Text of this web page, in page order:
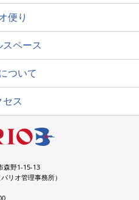
便り
スペース
ついて
セス
森野1-15-13
リオ管理事務所）